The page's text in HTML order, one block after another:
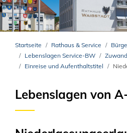
Startseite Rathaus & Service
Lebenslagen Service-BW
Einreise und Aufenthaltstitel
Lebenslagen von